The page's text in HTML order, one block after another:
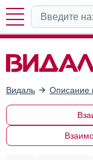
Видаль Описание